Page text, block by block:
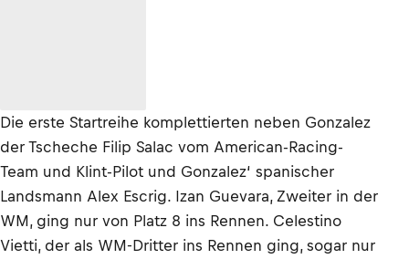
Die erste Startreihe komplettierten neben Gonzalez
der Tscheche Filip Salac vom American-Racing-
Team und Klint-Pilot und Gonzalez‘ spanischer
Landsmann Alex Escrig. Izan Guevara, Zweiter in der
WM, ging nur von Platz 8 ins Rennen. Celestino
Vietti, der als WM-Dritter ins Rennen ging, sogar nur